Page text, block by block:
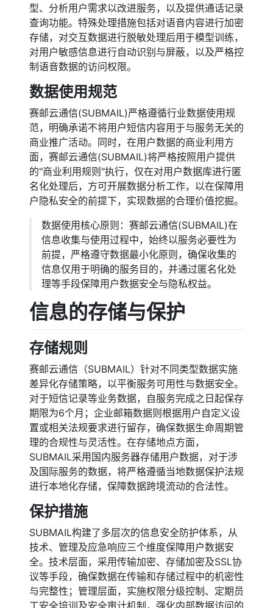
型、分析用户需求以改进服务，以及提供通话记录
查询功能。特殊处理措施包括对语音内容进行加密
存储，对交互数据进行脱敏处理后用于模型训练，
对用户敏感信息进行自动识别与屏蔽，以及严格控
制语音数据的访问权限。
数据使用规范
赛邮云通信(SUBMAIL)严格遵循行业数据使用规
范，明确承诺不将用户短信内容用于与服务无关的
商业推广活动。同时，在用户数据的商业利用方
面，赛邮云通信(SUBMAIL)将严格按照用户提供
的"商业利用规则"执行，仅在对用户数据库进行匿
名化处理后，方可开展数据分析工作，以在保障用
户隐私安全的前提下，实现数据的合理价值挖掘。
数据使用核心原则：赛邮云通信(SUBMAIL)在
信息收集与使用过程中，始终以服务必要性为
前提，严格遵守数据最小化原则，确保收集的
信息仅用于明确的服务目的，并通过匿名化处
理等手段保障用户数据安全与隐私权益。
信息的存储与保护
存储规则
赛邮云通信（SUBMAIL）针对不同类型数据实施
差异化存储策略，以平衡服务可用性与数据安全。
对于短信记录等业务数据，自服务完成之日起保存
期限为6个月；企业邮箱数据则根据用户自定义设
置或相关法规要求进行留存，确保数据生命周期管
理的合规性与灵活性。在存储地点方面，
SUBMAIL采用国内服务器存储用户数据，对于涉
及国际服务的数据，将严格遵循当地数据保护法规
进行本地化存储，保障数据跨境流动的合法性。
保护措施
SUBMAIL构建了多层次的信息安全防护体系，从
技术、管理及应急响应三个维度保障用户数据安
全。技术层面，采用传输加密、存储加密及SSL协
议等手段，确保数据在传输和存储过程中的机密性
与完整性；管理层面，实施权限分级控制、定期员